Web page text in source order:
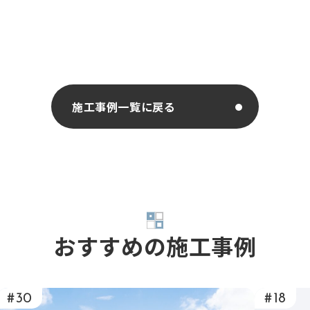
施工事例一覧に戻る
おすすめの施工事例
#30 #18